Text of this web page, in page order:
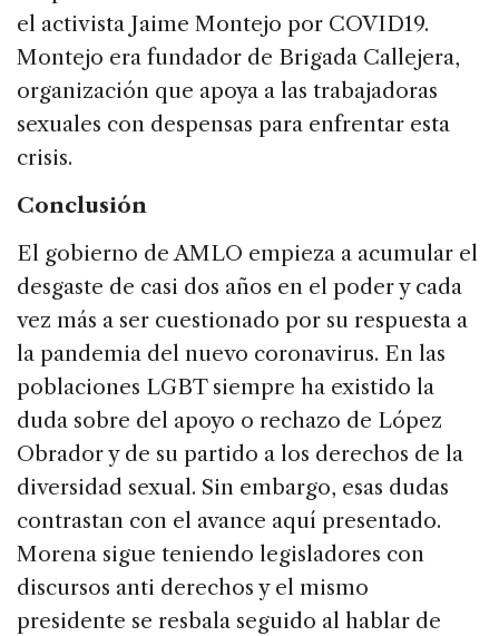
el activista Jaime Montejo por COVID19.
Montejo era fundador de Brigada Callejera,
organización que apoya a las trabajadoras
sexuales con despensas para enfrentar esta
crisis.
Conclusión
El gobierno de AMLO empieza a acumular el
desgaste de casi dos años en el poder y cada
vez más a ser cuestionado por su respuesta a
la pandemia del nuevo coronavirus. En las
poblaciones LGBT siempre ha existido la
duda sobre del apoyo o rechazo de López
Obrador y de su partido a los derechos de la
diversidad sexual. Sin embargo, esas dudas
contrastan con el avance aquí presentado.
Morena sigue teniendo legisladores con
discursos anti derechos y el mismo
presidente se resbala seguido al hablar de